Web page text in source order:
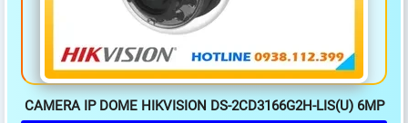
CAMERA IP DOME HIKVISION DS-2CD3166G2H-LIS(U) 6MP